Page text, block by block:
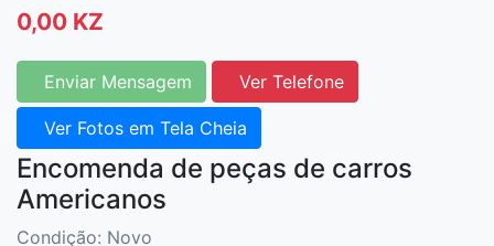
0,00 KZ
Enviar Mensagem Ver Telefone
Ver Fotos em Tela Cheia
Encomenda de peças de carros
Americanos
Condição: Novo